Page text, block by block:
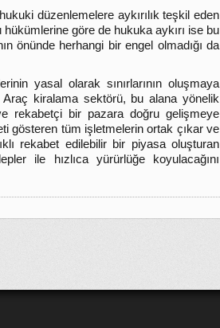
düzenlemelere aykırılık teşkil eden
göre de hukuka aykırı ise bu
önünde herhangi bir engel olmadığı da
yasal olarak sınırlarının oluşmaya
Araç kiralama sektörü, bu alana yönelik
rekabetçi bir pazara doğru gelişmeye
gösteren tüm işletmelerin ortak çıkar ve
rekabet edilebilir bir piyasa oluşturan
ile hızlıca yürürlüğe koyulacağını